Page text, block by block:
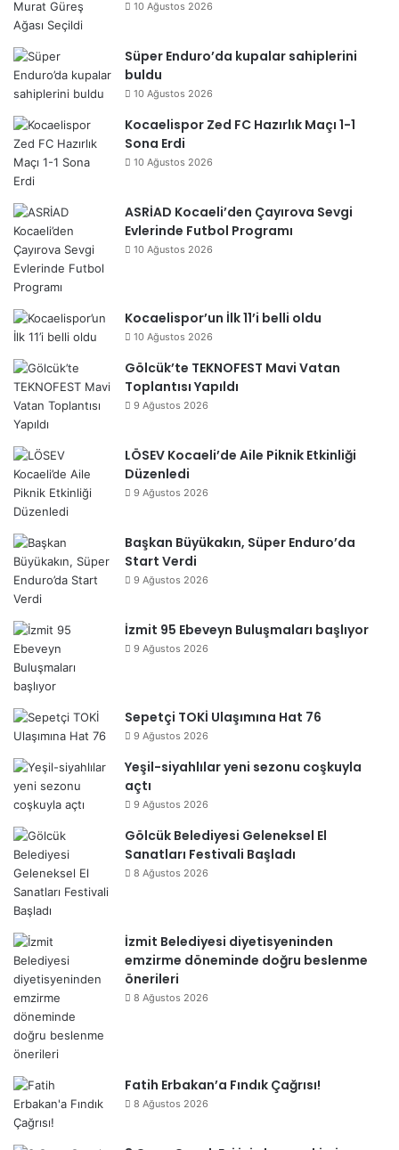
10 Ağustos 2026
Süper Enduro’da kupalar sahiplerini
buldu
10 Ağustos 2026
Kocaelispor Zed FC Hazırlık Maçı 1-1
Sona Erdi
10 Ağustos 2026
ASRİAD Kocaeli’den Çayırova Sevgi
Evlerinde Futbol Programı
10 Ağustos 2026
Kocaelispor’un İlk 11’i belli oldu
10 Ağustos 2026
Gölcük’te TEKNOFEST Mavi Vatan
Toplantısı Yapıldı
9 Ağustos 2026
LÖSEV Kocaeli’de Aile Piknik Etkinliği
Düzenledi
9 Ağustos 2026
Başkan Büyükakın, Süper Enduro’da
Start Verdi
9 Ağustos 2026
İzmit 95 Ebeveyn Buluşmaları başlıyor
9 Ağustos 2026
Sepetçi TOKİ Ulaşımına Hat 76
9 Ağustos 2026
Yeşil-siyahlılar yeni sezonu coşkuyla
açtı
9 Ağustos 2026
Gölcük Belediyesi Geleneksel El
Sanatları Festivali Başladı
8 Ağustos 2026
İzmit Belediyesi diyetisyeninden
emzirme döneminde doğru beslenme
önerileri
8 Ağustos 2026
Fatih Erbakan’a Fındık Çağrısı!
8 Ağustos 2026